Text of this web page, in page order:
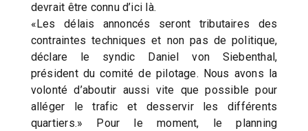
devrait être connu d’ici là.
«Les délais annoncés seront tributaires des
contraintes techniques et non pas de politique,
déclare le syndic Daniel von Siebenthal,
président du comité de pilotage. Nous avons la
volonté d’aboutir aussi vite que possible pour
alléger le trafic et desservir les différents
quartiers.» Pour le moment, le planning